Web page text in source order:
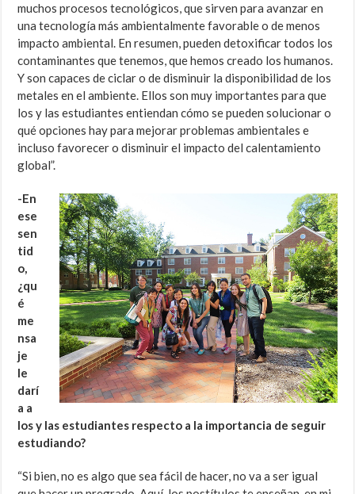
muchos procesos tecnológicos, que sirven para avanzar en
una tecnología más ambientalmente favorable o de menos
impacto ambiental. En resumen, pueden detoxificar todos los
contaminantes que tenemos, que hemos creado los humanos.
Y son capaces de ciclar o de disminuir la disponibilidad de los
metales en el ambiente. Ellos son muy importantes para que
los y las estudiantes entiendan cómo se pueden solucionar o
qué opciones hay para mejorar problemas ambientales e
incluso favorecer o disminuir el impacto del calentamiento
global”.
-En
ese
sen
tid
o,
¿qu
é
me
nsa
je
le
darí
a a
los y las estudiantes respecto a la importancia de seguir
estudiando?
“Si bien, no es algo que sea fácil de hacer, no va a ser igual